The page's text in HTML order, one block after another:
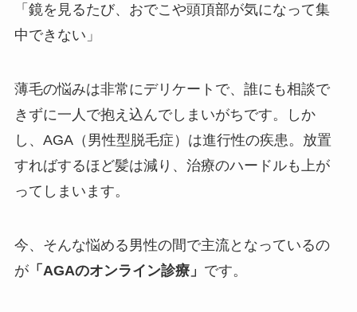
「鏡を見るたび、おでこや頭頂部が気になって集
中できない」
薄毛の悩みは非常にデリケートで、誰にも相談で
きずに一人で抱え込んでしまいがちです。しか
し、AGA（男性型脱毛症）は進行性の疾患。放置
すればするほど髪は減り、治療のハードルも上が
ってしまいます。
今、そんな悩める男性の間で主流となっているの
が「AGAのオンライン診療」 です。